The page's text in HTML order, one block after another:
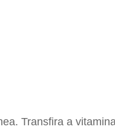
Transfira a